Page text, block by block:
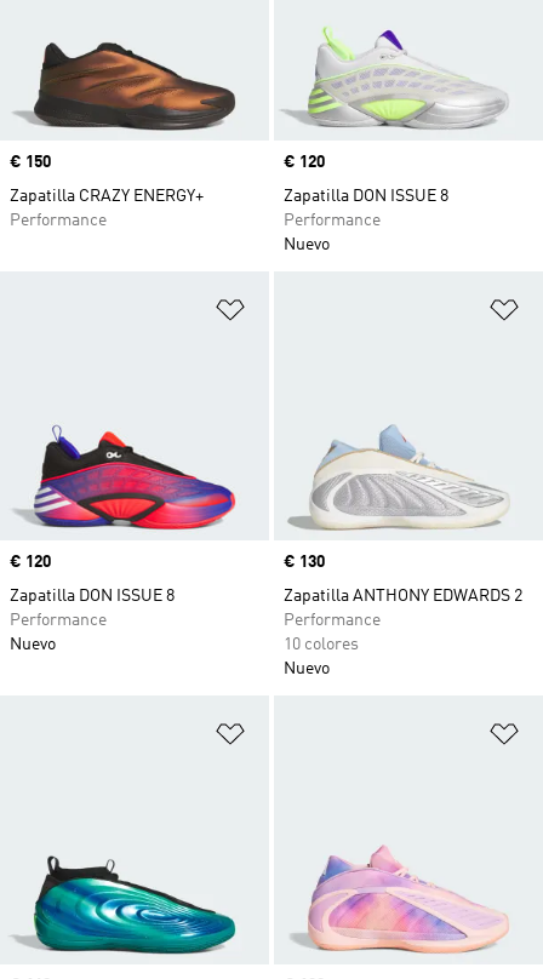
Precio
€ 150
Zapatilla CRAZY ENERGY+
Performance
Precio
€ 120
Zapatilla DON ISSUE 8
Performance
Nuevo
Precio
€ 120
Zapatilla DON ISSUE 8
Performance
Nuevo
Precio
€ 130
Zapatilla ANTHONY EDWARDS 2
Performance
10 colores
Nuevo